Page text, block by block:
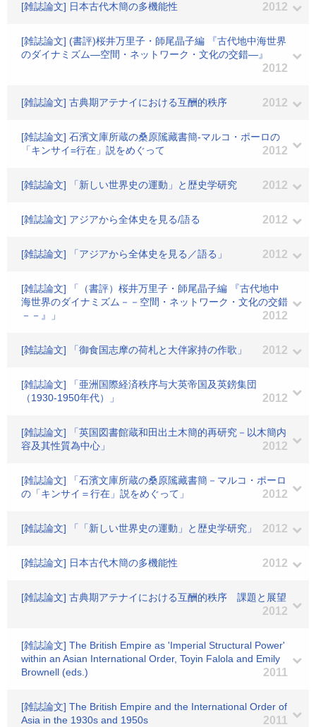
[雑誌論文] 日本古代木簡の多機能性 2012
[雑誌論文] (書評)桜井万里子・師尾晶子編 『古代地中海世界
のダイナミズム―空間・ネットワーク・文化の交錯―』
2012
[雑誌論文] 古典期アテナイにおける互酬的秩序 2012
[雑誌論文] 石濱文庫所蔵の桑原隲藏書簡-マルコ・ポーロの
「キンサイ=行在」説をめぐって
2012
[雑誌論文] 「新しい世界史の運動」と歴史学研究 2012
[雑誌論文] アジアから全体史を見る/語る 2012
[雑誌論文] 「アジアから全体史を見る／語る」 2012
[雑誌論文] 「（書評）桜井万里子・師尾晶子編 『古代地中
海世界のダイナミズム－－空間・ネットワーク・文化の交錯
－－』」
2012
[雑誌論文] 「御食国志摩の荷札と大伴家持の作歌」 2012
[雑誌論文] 「亜洲国際経済秩序与大英帝国及英鎊集団
（1930-1950年代）」
2012
[雑誌論文] 「英国図書館蔵和田出土木簡的再研究－以木簡内
容及其性質為中心」
2012
[雑誌論文] 「石濱文庫所蔵の桑原隲藏書簡－マルコ・ポーロ
の「キンサイ＝行在」説をめぐって」
2012
[雑誌論文] 「「新しい世界史の運動」と歴史学研究」 2012
[雑誌論文] 日本古代木簡の多機能性 2012
[雑誌論文] 古典期アテナイにおける互酬的秩序 課題と展望
2012
[雑誌論文] The British Empire as 'Imperial Structural Power'
within an Asian International Order, Toyin Falola and Emily
Brownell (eds.)
2011
[雑誌論文] The British Empire and the International Order of
Asia in the 1930s and 1950s
2011